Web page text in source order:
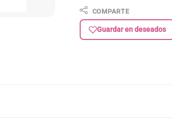
COMPARTE
Guardar en deseados